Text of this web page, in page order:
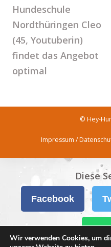
Hundeschule
Nordthüringen Cleo
(45, Youtuberin)
findet das Angebot
optimal
© Hey-
Impressum /
Wir verwenden Cookies, um
Diese
Facebook